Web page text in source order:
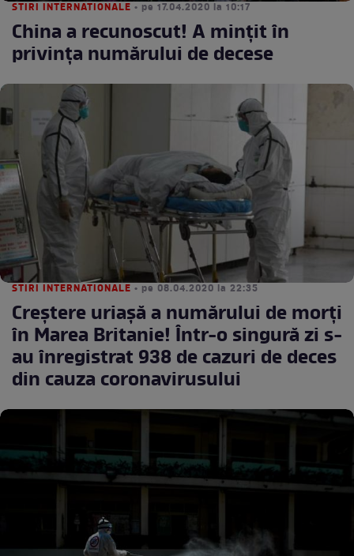
STIRI INTERNATIONALE • pe 17.04.2020 la 10:17
China a recunoscut! A mințit în
privinţa numărului de decese
STIRI INTERNATIONALE • pe 08.04.2020 la 22:35
Creștere uriașă a numărului de morți
în Marea Britanie! Într-o singură zi s-
au înregistrat 938 de cazuri de deces
din cauza coronavirusului